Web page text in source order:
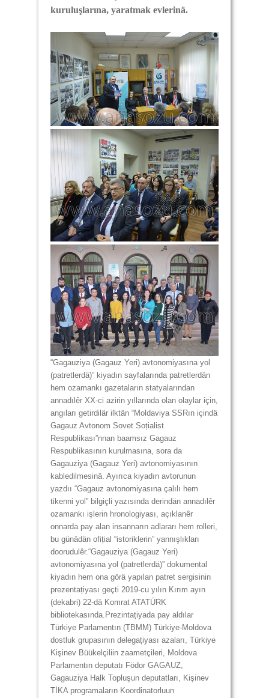
kuruluşlarına, yaratmak evlerinä.
“Gagauziya (Gagauz Yeri) avtonomiyasına yol
(patretlerdä)” kiyadın sayfalarında patretlerdän
hem ozamankı gazetaların statyalarından
annadılêr XX-ci azirin yıllarında olan olaylar için,
angıları getirdilär ilktän “Moldaviya SSRın içindä
Gagauz Avtonom Sovet Soțialist
Respublikası”nnan baamsız Gagauz
Respublikasının kurulmasına, sora da
Gagauziya (Gagauz Yeri) avtonomiyasının
kabledilmesinä. Ayırıca kiyadın avtorunun
yazdıı “Gagauz avtonomiyasına çalılı hem
tikenni yol” bilgiçli yazısında derindän annadılêr
ozamankı işlerin hronologiyası, açıklanêr
onnarda pay alan insannarın adlararı hem rolleri,
bu günädän ofițial “istoriklerin” yannışlıkları
doorudulêr.“Gagauziya (Gagauz Yeri)
avtonomiyasına yol (patretlerdä)” dokumental
kiyadın hem ona görä yapılan patret sergisinin
prezentațiyası geçti 2019-cu yılın Kırım ayın
(dekabri) 22-dä Komrat ATATÜRK
bibliotekasında.Prezintațiyada pay aldılar
Türkiye Parlamentın (TBMM) Türkiye-Moldova
dostluk grupasının delegațiyası azaları, Türkiye
Kişinev Büükelçiliin zaametçileri, Moldova
Parlamentın deputatı Födor GAGAUZ,
Gagauziya Halk Topluşun deputatları, Kişinev
TİKA programaların Koordinatorluun